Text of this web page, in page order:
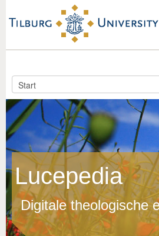
Lucepedia
Digitale theologische